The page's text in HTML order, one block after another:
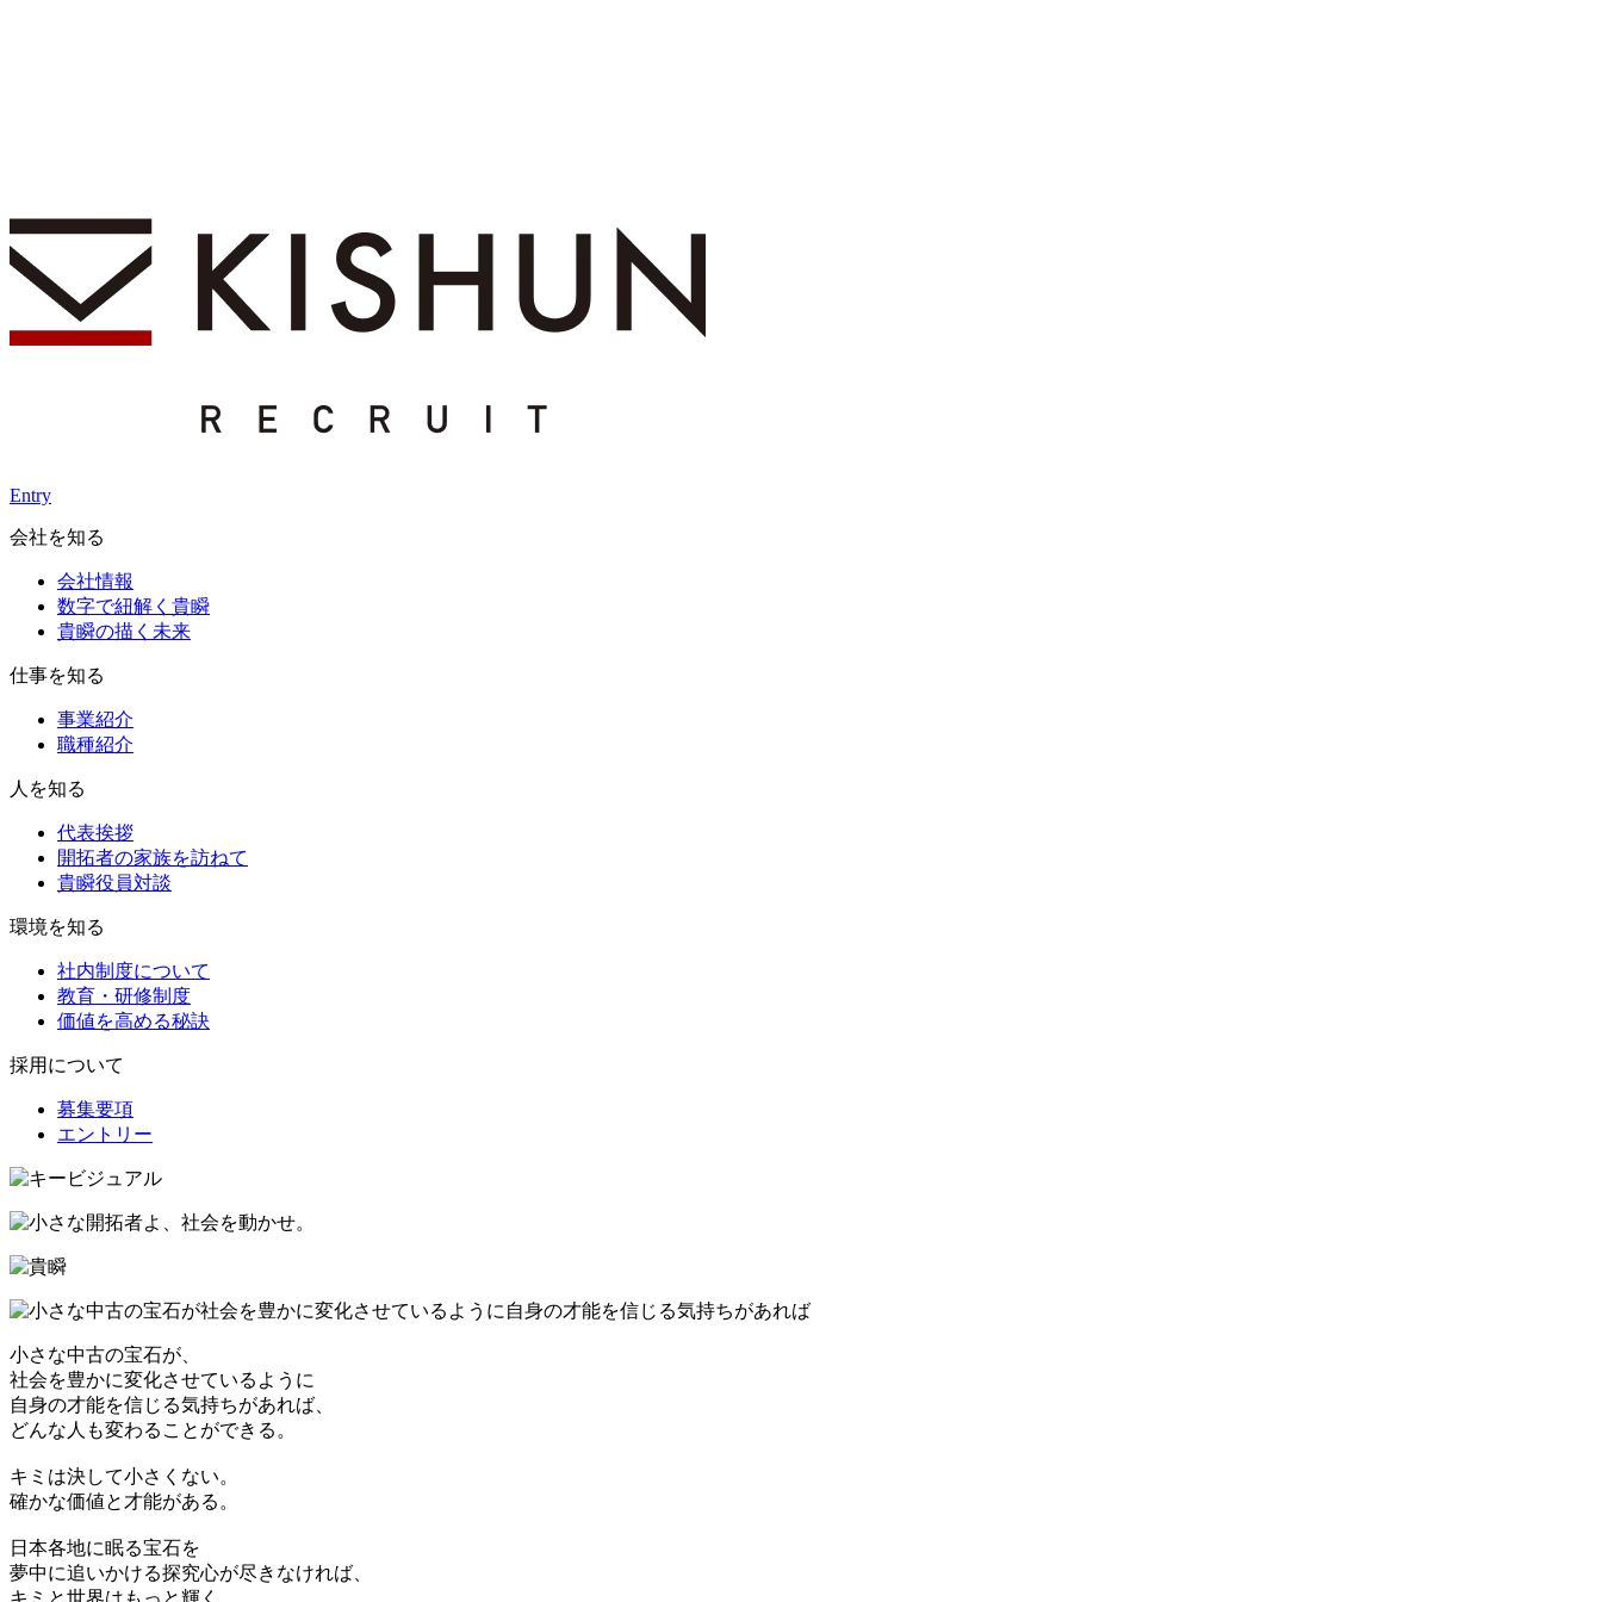
Entry
会社を知る
会社情報
数字で紐解く貴瞬
貴瞬の描く未来
仕事を知る
事業紹介
職種紹介
人を知る
代表挨拶
開拓者の家族を訪ねて
貴瞬役員対談
環境を知る
社内制度について
教育・研修制度
価値を高める秘訣
採用について
募集要項
エントリー
小さな中古の宝石が、
社会を豊かに変化させているように
自身の才能を信じる気持ちがあれば、
どんな人も変わることができる。
キミは決して小さくない。
確かな価値と才能がある。
日本各地に眠る宝石を
夢中に追いかける探究心が尽きなければ、
キミと世界はもっと輝く。